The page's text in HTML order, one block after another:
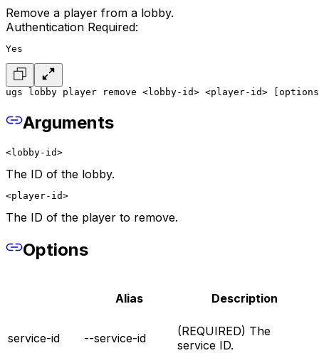
Remove a player from a lobby.
Authentication Required:
Yes
ugs lobby player remove <lobby-id> <player-id>
Arguments
<lobby-id>
The ID of the lobby.
<player-id>
The ID of the player to remove.
Options
Alias Description
service-id --service-id
(REQUIRED) The
service ID.